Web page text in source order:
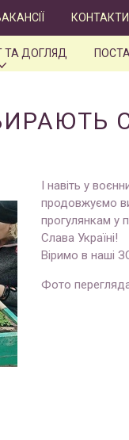
КОНТАКТИ
ДОГЛЯД
І навіть у
продовжуємо
прогулянкам у
Слава Україні!
Віримо в наші
Фото